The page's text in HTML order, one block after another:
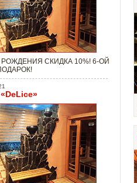
РОЖДЕНИЯ СКИДКА 10%! 6-ОЙ